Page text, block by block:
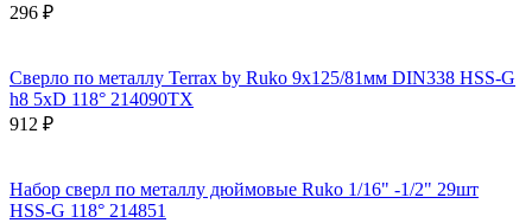
296 ₽
Сверло по металлу Terrax by Ruko 9x125/81мм DIN338 HSS-G
h8 5xD 118° 214090TX
912 ₽
Набор сверл по металлу дюймовые Ruko 1/16" -1/2" 29шт
HSS-G 118° 214851